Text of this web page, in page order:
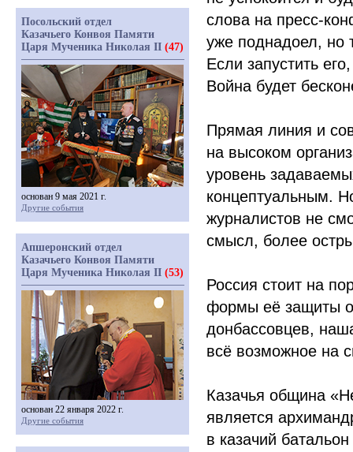
слова на пресс-
уже поднадоел, но
Если запустить
Война будет
Прямая линия и
на высоком
уровень
концептуальным.
журналистов не
смысл, более
Россия стоит на
формы её защиты
донбассовцев,
всё возможное на
Казачья община
является
в казачий
Посольский отдел
Казачьего Конвоя Памяти
Царя Мученика Николая II (47)
основан 9 мая 2021 г.
Другие события
Апшеронский отдел
Казачьего Конвоя Памяти
Царя Мученика Николая II (53)
основан 22 января 2022 г.
Другие события